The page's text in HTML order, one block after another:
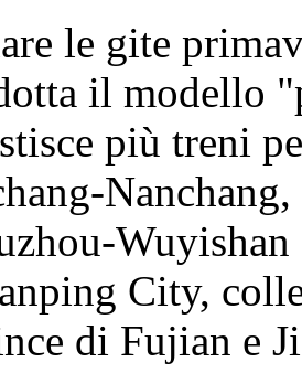
le gite
il modello
più treni
City,
di Fujian e